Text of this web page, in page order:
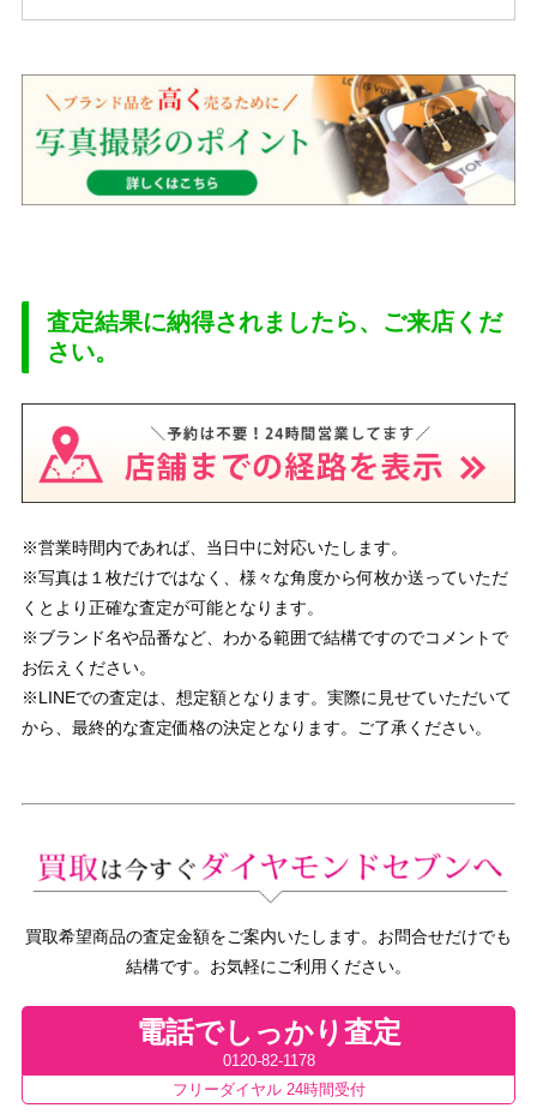
査定結果に納得されましたら、ご来店くだ
さい。
※営業時間内であれば、当日中に対応いたします。
※写真は１枚だけではなく、様々な角度から何枚か送っていただ
くとより正確な査定が可能となります。
※ブランド名や品番など、わかる範囲で結構ですのでコメントで
お伝えください。
※LINEでの査定は、想定額となります。実際に見せていただいて
から、最終的な査定価格の決定となります。ご了承ください。
買取希望商品の査定金額をご案内いたします。お問合せだけでも
結構です。お気軽にご利用ください。
電話でしっかり査定
0120-82-1178
フリーダイヤル 24時間受付